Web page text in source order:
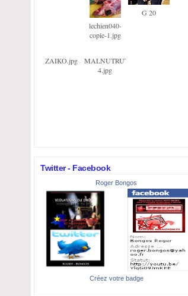
lechien040-
copie-1.jpg
G 20
ZAIKO.jpg
MALNUTRUTION-
4.jpg
Twitter - Facebook
Roger Bongos
Créez votre badge